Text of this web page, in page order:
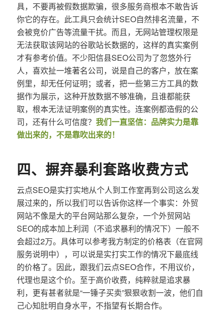
具，不要再被假数据欺骗，很多服务商根本不敢告诉
你它的存在。此工具只会统计SEO自然排名流量，不
会被竞价广告等流量干扰。而且，无网站管理权限是
无法获取该网站的谷歌站长数据的，这样的真实案例
才有参考价值。不少阳信县SEO公司为了忽悠外行
人，喜欢扯一堆著名公司，说是自己的客户，放在案
例里，却无任何证明；或者，把一些第三方工具的数
据作为展示，这种开放数据不够准确，且谁都能获
取，根本无法证明案例的真实性。连案例都造假的公
司，还有什么可信度？ 我们一直坚信：品牌实力是靠
做出来的，不是靠吹出来的！
四、摒弃暴利套路收费方式
云点SEO是实打实地从个人到工作室再到公司这么发
展过来的，所以我们可以告诉你这样一个事实：外贸
网站不像是大的平台网站那么复杂，一个外贸网站
SEO的成本加上利润（不追求暴利的情况下）一般不
会超过2万。具体可以参考我方制定的价格表（在官网
服务说明中），可以说是实打实工作的情况下最底线
的价格了。因此，跟我们云点SEO合作，不用议价，
代理也是这个价。至于高价收费，纯粹就是追求暴
利，更有甚者就是“一锤子买卖”狠狠收割一波，他们自
己心知肚明自身水平，不指望有长期合作。